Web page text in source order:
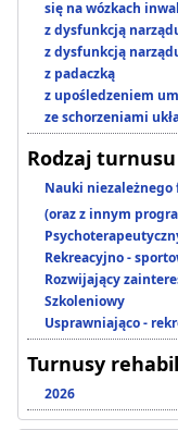
się na wózkach
z dysfunkcją
z dysfunkcją
z padaczką
z upośledzeniem
ze schorzeniami
Rodzaj turnusu
Nauki niezależnego
(oraz z innym
Rekreacyjno -
Rozwijający
Szkoleniowy
Usprawniająco -
Turnusy
2026